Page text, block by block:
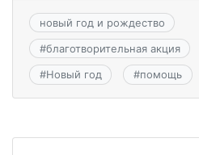
новый год и рождество
#благотворительная акция
#Новый год #помощь